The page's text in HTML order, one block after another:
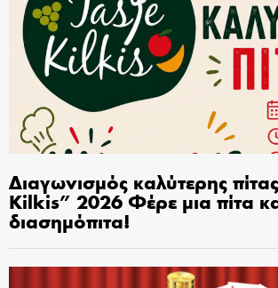
Διαγωνισμός καλύτερης
Kilkis” 2026 Φέρε μια πίτα
διασημόπιτα!